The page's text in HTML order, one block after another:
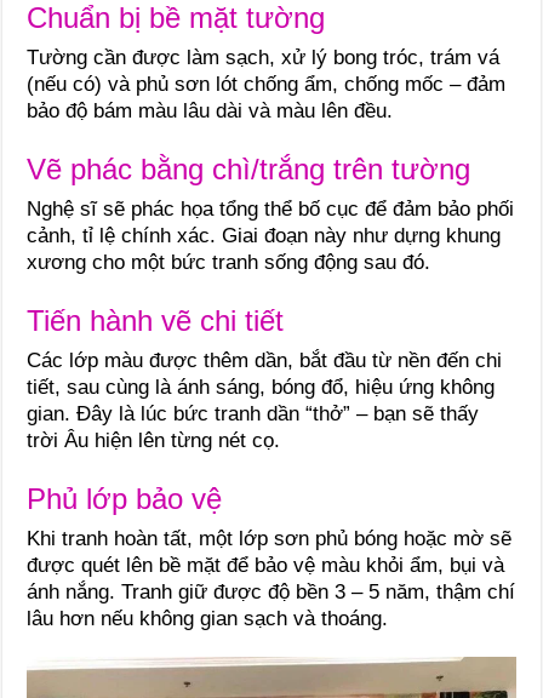
Chuẩn bị bề mặt tường
Tường cần được làm sạch, xử lý bong tróc, trám vá
(nếu có) và phủ sơn lót chống ẩm, chống mốc – đảm
bảo độ bám màu lâu dài và màu lên đều.
Vẽ phác bằng chì/trắng trên tường
Nghệ sĩ sẽ phác họa tổng thể bố cục để đảm bảo phối
cảnh, tỉ lệ chính xác. Giai đoạn này như dựng khung
xương cho một bức tranh sống động sau đó.
Tiến hành vẽ chi tiết
Các lớp màu được thêm dần, bắt đầu từ nền đến chi
tiết, sau cùng là ánh sáng, bóng đổ, hiệu ứng không
gian. Đây là lúc bức tranh dần “thở” – bạn sẽ thấy
trời Âu hiện lên từng nét cọ.
Phủ lớp bảo vệ
Khi tranh hoàn tất, một lớp sơn phủ bóng hoặc mờ sẽ
được quét lên bề mặt để bảo vệ màu khỏi ẩm, bụi và
ánh nắng. Tranh giữ được độ bền 3 – 5 năm, thậm chí
lâu hơn nếu không gian sạch và thoáng.